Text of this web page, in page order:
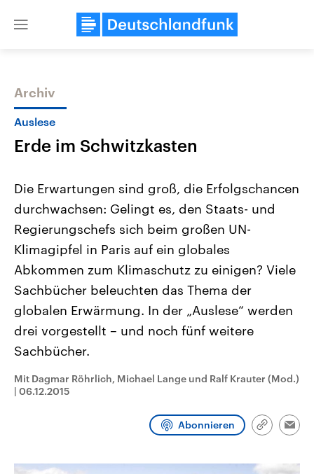
Close
Themen
Landtagswahl Sachsen-Anhalt
2026
Alle Informationen
Sachsen-Anhalt wählt am 6.
September 2026 einen neuen
Bundesland von einer Koalition aus
Umfragen, Prognosen,
Wahlprogramme, aktuelle Berichte
und Hintergründe zu den Parteien
Wahl.
USA
Aktuelle Beiträge,
Hintergründe
Wirtschaftlich und
gehören die Vereinigten
mit großem Einfluss auf
Sendungen
Audio-Archiv
Archiv
Auslese
Erde im Schwitzkasten
Die Erwartungen sind groß, die Erfolgschancen
durchwachsen: Gelingt es, den Staats- und
Regierungschefs sich beim großen UN-
Klimagipfel in Paris auf ein globales
Abkommen zum Klimaschutz zu einigen? Viele
Sachbücher beleuchten das Thema der
globalen Erwärmung. In der „Auslese“ werden
drei vorgestellt – und noch fünf weitere
Sachbücher.
Mit Dagmar Röhrlich, Michael Lange und Ralf Krauter (Mod.)
| 06.12.2015
Abonnieren
Link